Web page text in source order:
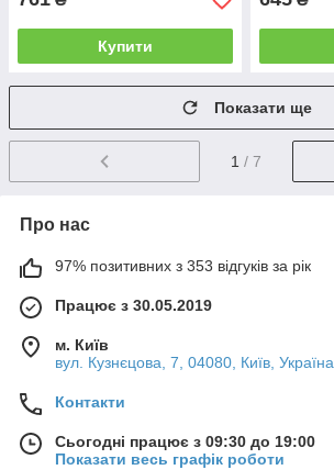
Купити
Показати ще
1 / 7
Про нас
97% позитивних з 353 відгуків за рік
Працює з 30.05.2019
м. Київ
вул. Кузнєцова, 7, 04080, Київ, Україна
Контакти
Сьогодні працює з 09:30 до 19:00
Показати весь графік роботи